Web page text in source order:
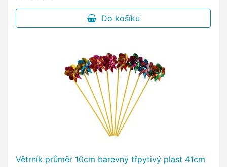
Do košíku
Větrník průměr 10cm barevný třpytivý plast 41cm